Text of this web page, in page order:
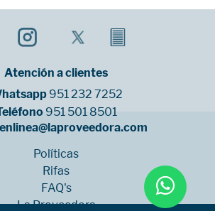
Atención a clientes
951 232 7252
951 501 8501
Políticas
Rifas
FAQ's
La Proveedora